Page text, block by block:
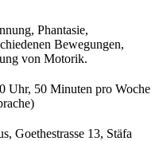
Phantasie,
Bewegungen,
von Motorik.
Uhr, 50 Minuten pro Woche
Goethestrasse 13, Stäfa